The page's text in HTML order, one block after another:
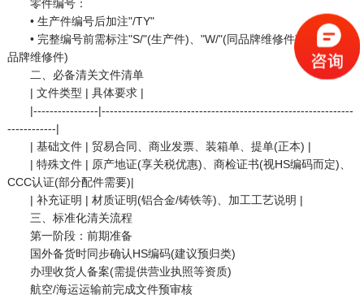
零件编号：
• 生产件编号后加注"/TY"
• 完整编号前需标注"S/"(生产件)、"W/"(同品牌维修件)或"WF/"(跨
品牌维修件)
二、必备清关文件清单
| 文件类型 | 具体要求 |
|----------------|--------------------------------------------------------------
------------|
| 基础文件 | 贸易合同、商业发票、装箱单、提单(正本) |
| 特殊文件 | 原产地证(享关税优惠)、商检证书(视HS编码而定)、
CCC认证(部分配件需要)|
| 补充证明 | 材质证明(铝合金/铸铁等)、加工工艺说明 |
三、标准化清关流程
第一阶段：前期准备
国外备货时同步确认HS编码(建议预归类)
办理收货人备案(需提供营业执照等资质)
航空/海运运输前完成文件预审核